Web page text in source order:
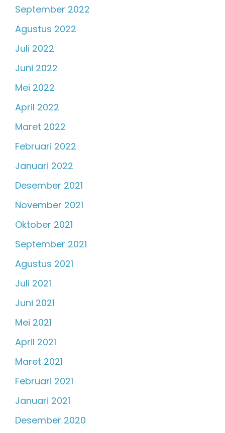
September 2022
Agustus 2022
Juli 2022
Juni 2022
Mei 2022
April 2022
Maret 2022
Februari 2022
Januari 2022
Desember 2021
November 2021
Oktober 2021
September 2021
Agustus 2021
Juli 2021
Juni 2021
Mei 2021
April 2021
Maret 2021
Februari 2021
Januari 2021
Desember 2020